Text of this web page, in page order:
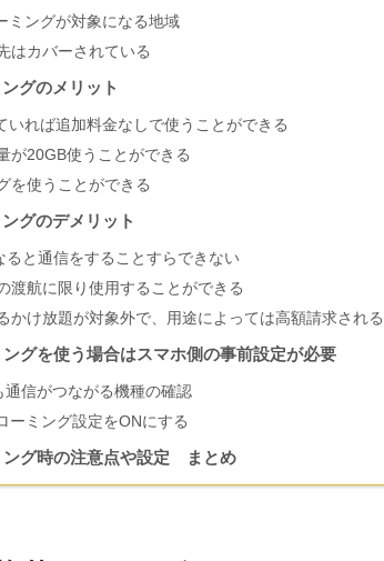
ミングが対象になる地域
はカバーされている
グのメリット
いれば追加料金なしで使うことができる
が20GB使うことができる
を使うことができる
グのデメリット
ると通信をすることすらできない
渡航に限り使用することができる
かけ放題が対象外で、用途によっては高額請求され
グを使う場合はスマホ側の事前設定が必要
通信がつながる機種の確認
ーミング設定をONにする
ング時の注意点や設定 まとめ